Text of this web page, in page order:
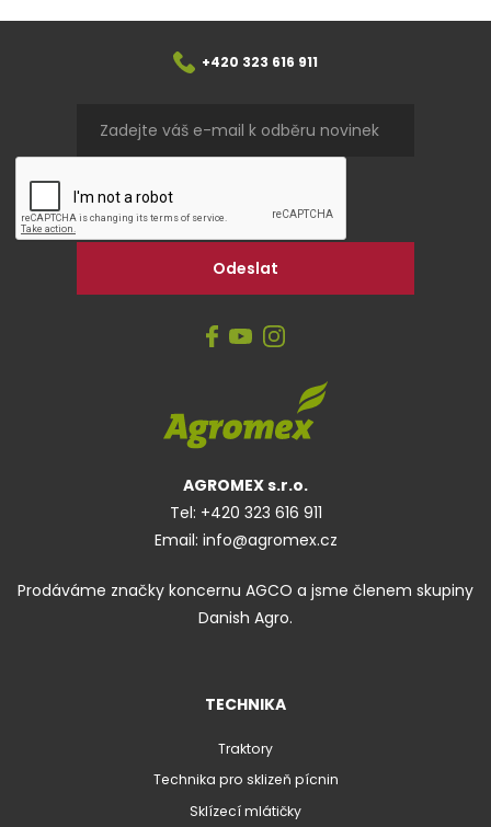
+420 323 616 911
AGROMEX s.r.o.
Tel: +420 323 616 911
Email: info@agromex.cz
Prodáváme značky koncernu AGCO a jsme členem skupiny
Danish Agro.
TECHNIKA
Traktory
Technika pro sklizeň pícnin
Sklízecí mlátičky